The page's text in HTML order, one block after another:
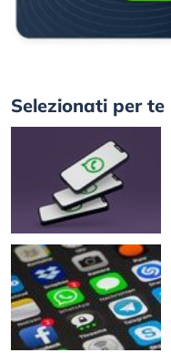
Selezionati per te